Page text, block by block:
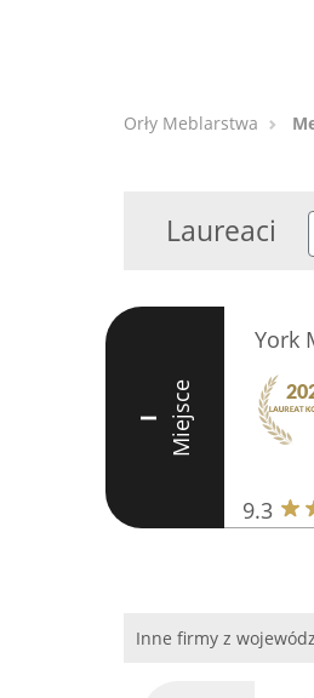
Orły Meblarstwa
Laureaci
I Miejsce
York
9.3
Inne firmy z